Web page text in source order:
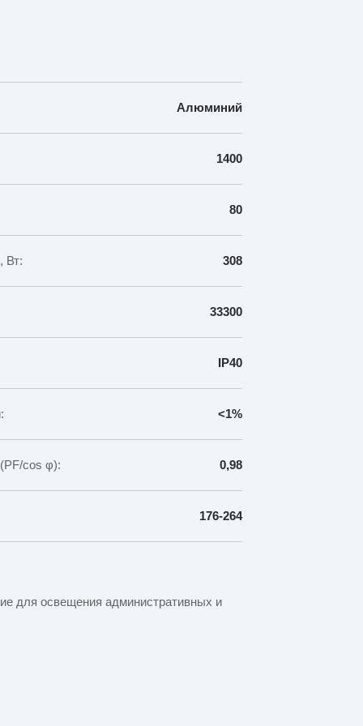
Алюминий
1400
80
Вт: 308
33300
IP40
<1%
cos φ): 0,98
176-264
для освещения административных и